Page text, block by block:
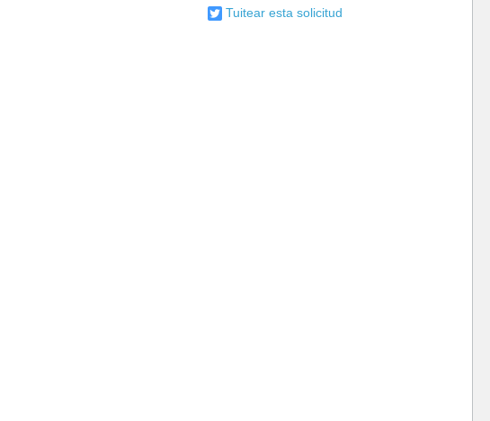
Tuitear esta solicitud